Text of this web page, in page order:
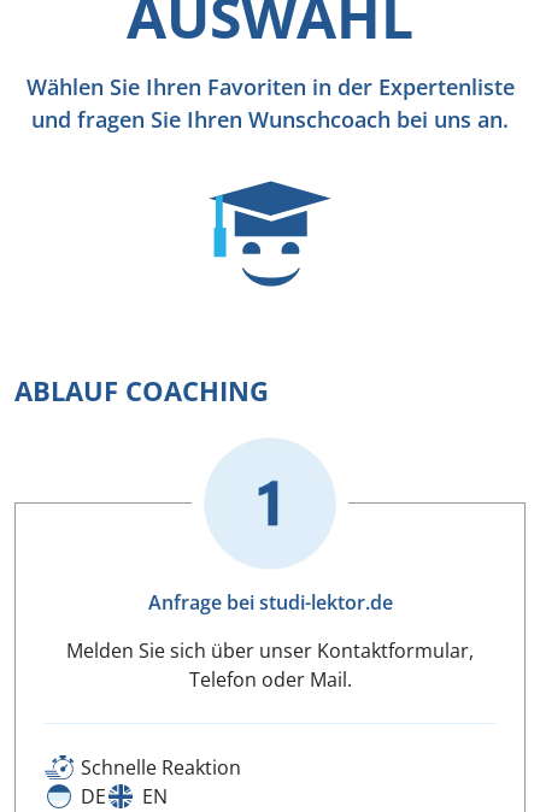
AUSWAHL
Wählen Sie Ihren Favoriten in der Expertenliste
und fragen Sie Ihren Wunschcoach bei uns an.
ABLAUF COACHING
Anfrage bei studi-lektor.de
Melden Sie sich über unser Kontaktformular,
Telefon oder Mail.
Schnelle Reaktion
DE
EN